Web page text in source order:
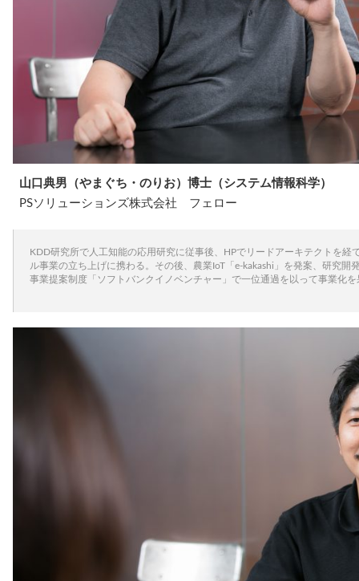
山口典男（やまぐち・のりお）博士（システム情報科学）
PSソリューションズ株式会社 フェロー
KDD研究所で人工知能の応用研究に従事後、HPでリードアーキテクトを経
ル事業の立ち上げに携わる。その後、農業IoT「e-kakashi」を発案、研究開
事業提案制度「ソフトバンクイノベンチャー」で一位通過を以って事業化を